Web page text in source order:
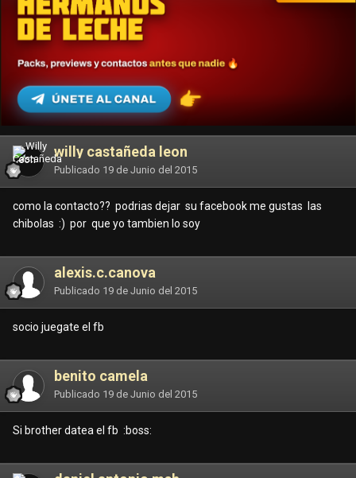
willy castañeda leon
Publicado 19 de Junio del 2015
como la contacto?? podrias dejar su facebook me gustas las
chibolas :) por que yo tambien lo soy
alexis.c.canova
Publicado 19 de Junio del 2015
socio juegate el fb
benito camela
Publicado 19 de Junio del 2015
Si brother datea el fb :boss: